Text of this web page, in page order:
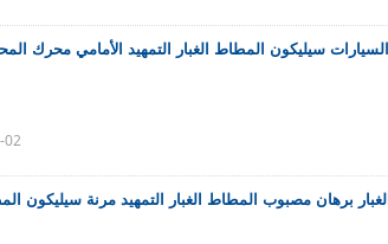
السيارات سيليكون المطاط الغبار التمهيد الأمامي محرك
الغبار برهان مصبوب المطاط الغبار التمهيد مرنة سيليكون